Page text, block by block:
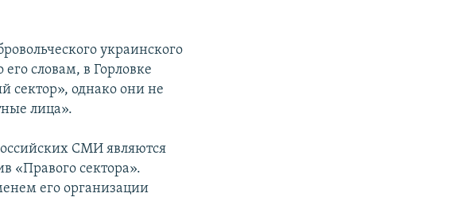
украинского
словам, в Горловке
сектор», однако они не
лица».
СМИ являются
«Правого сектора».
его организации